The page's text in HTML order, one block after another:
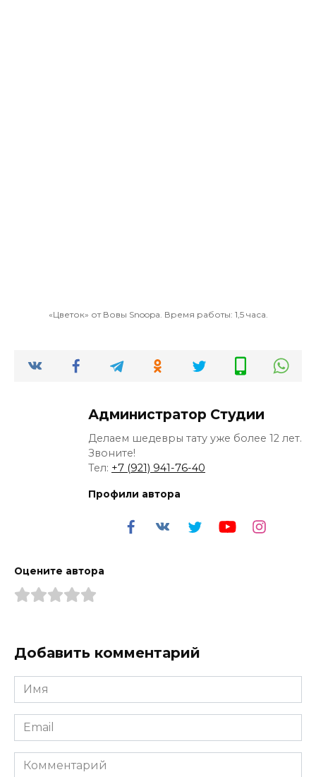
«Цветок» от Вовы Snoopa. Время работы: 1,5 часа.
Администратор Студии
Делаем шедевры тату уже более 12 лет.
Звоните!
Тел: +7 (921) 941-76-40
Профили автора
Оцените автора
Добавить комментарий
Имя
*
Email
*
Комментарий